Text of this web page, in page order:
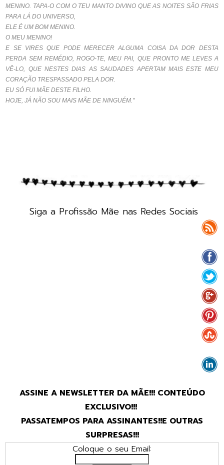
MENINO. TAPA-O COM O TEU MANTO DIVINO QUE AS NOITES SÃO FRIAS
PARA LÁ DO UNIVERSO,
ELE É UM BOM MENINO.
O MEU MENINO!
E SE VIRES QUE PODE MERECER ALGUMA COISA DA DOR DESTA
PERDA SEM REMÉDIO, ROGO-TE, MEU PAI, QUE PRONTO ME LEVES A
VÊ-LO, QUE NESTES DIAS AS SAUDADES APERTAM MAIS ESTE MEU
CORAÇÃO TRESPASSADO PELA DOR.
EU SÓ FUI MÃE DESTE FILHO.
HOJE, JÁ NÃO SOU MAIS MÃE DE NINGUÉM."
Siga a Profissão Mãe nas Redes Sociais
ASSINE A NEWSLETTER DA MÃE!!! CONTEÚDO
EXCLUSIVO!!!
PASSATEMPOS PARA ASSINANTES!!E OUTRAS
SURPRESAS!!!
Coloque o seu Email: